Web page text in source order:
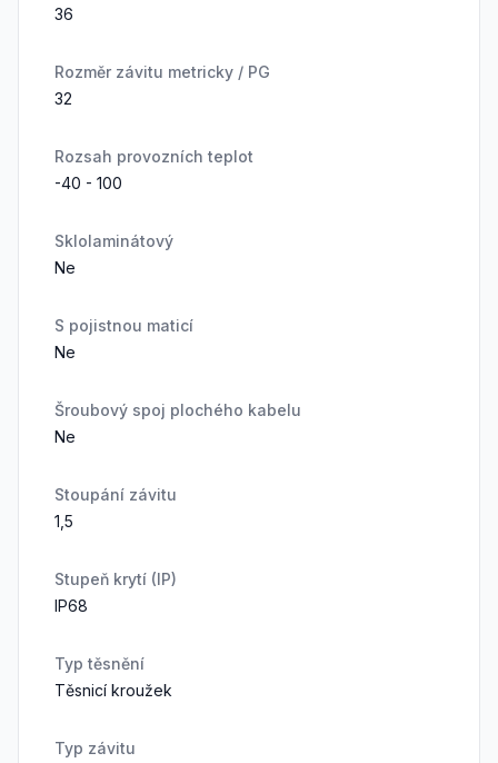
36
Rozměr závitu metricky / PG
32
Rozsah provozních teplot
-40 - 100
Sklolaminátový
Ne
S pojistnou maticí
Ne
Šroubový spoj plochého kabelu
Ne
Stoupání závitu
1,5
Stupeň krytí (IP)
IP68
Typ těsnění
Těsnicí kroužek
Typ závitu